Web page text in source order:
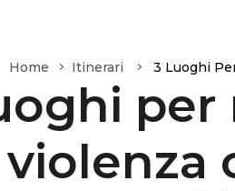
Home Itinerari 3 Luoghi
violenza